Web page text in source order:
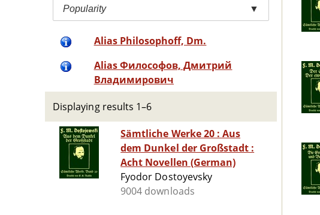
Popularity ▼
Alias Philosophoff, Dm.
Alias Философов, Дмитрий
Владимирович
Displaying results 1–6
Sämtliche Werke 20 : Aus
dem Dunkel der Großstadt :
Acht Novellen (German)
Fyodor Dostoyevsky
9004 downloads